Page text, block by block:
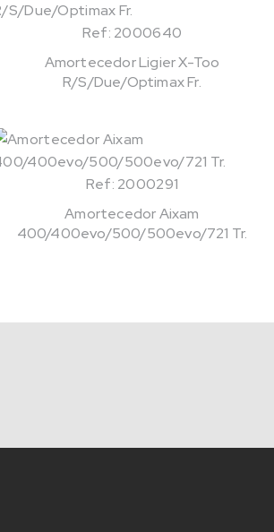
Ref: 2000640
Amortecedor Ligier X-Too
R/S/Due/Optimax Fr.
Ref: 2000291
Amortecedor Aixam
400/400evo/500/500evo/721 Tr.